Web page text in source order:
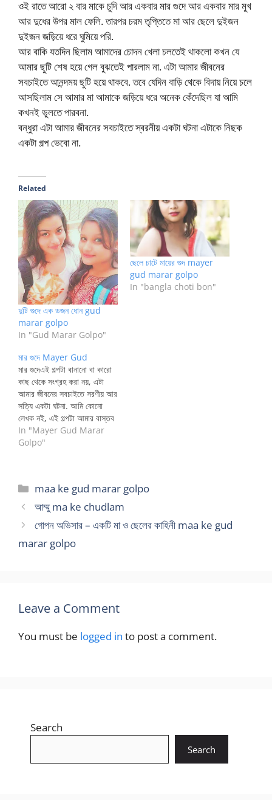
ওই রাতে আরো ২ বার মাকে চুদি আর একবার মার গুদে আর একবার মার মুখ
আর দুধের উপর মাল ফেলি. তারপর চরম তৃপ্তিতে মা আর ছেলে দুইজন
দুইজন জড়িয়ে ধরে ঘুমিয়ে পরি.
আর বাকি যতদিন ছিলাম আমাদের চোদন খেলা চলতেই থাকলো কখন যে
আমার ছুটি শেষ হয়ে গেল বুঝতেই পারলাম না. এটা আমার জীবনের
সবচাইতে আনন্দময় ছুটি হয়ে থাকবে. তবে যেদিন বাড়ি থেকে বিদায় নিয়ে চলে
আসছিলাম সে আমার মা আমাকে জড়িয়ে ধরে অনেক কেঁদেছিল যা আমি
কখনই ভুলতে পারবনা.
বন্ধুরা এটা আমার জীবনের সবচাইতে স্বরনীয় একটা ঘটনা এটাকে নিছক
একটা গল্প ভেবো না.
Related
দুটি গুদে এক ডজন ধোন gud
marar golpo
In "Gud Marar Golpo"
ছেলে চাটে মায়ের গুদ mayer
gud marar golpo
In "bangla choti bon"
মার গুদে Mayer Gud
মার গুদেএই গল্পটা বানানো বা কারো
কাছ থেকে সংগ্রহ করা নয়, এটা
আমার জীবনের সবচাইতে সরণীয় আর
সত্যি একটা ঘটনা. আমি কোনো
লেখক নই, এই গল্পটা আমার বাস্তব
অভিজ্ঞতা থেকে লেখা যা আমার
গর্ভধারিনী মাকে নিয়ে. তাই ভুলত্রুটি
In "Mayer Gud Marar
Golpo"
Categories
maa ke gud marar golpo
আম্মু ma ke chudlam
গোপন অভিসার – একটি মা ও ছেলের কাহিনী maa ke gud
marar golpo
Leave a Comment
You must be logged in to post a comment.
Search
Search